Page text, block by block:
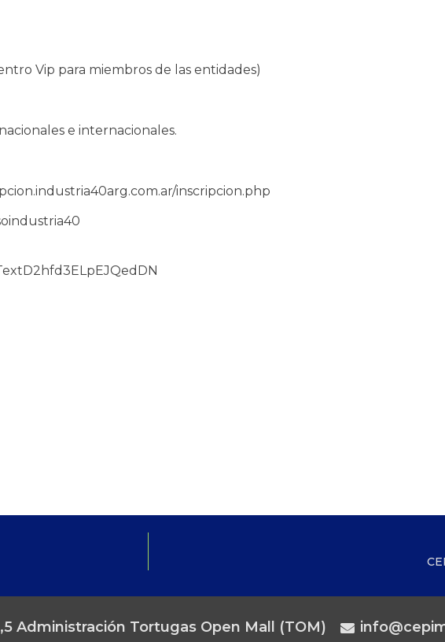
Vip para miembros de las entidades)
e internacionales.
inscripcion.php
Administración Tortugas Open Mall (TOM)